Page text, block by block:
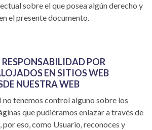
sobre el que posea algún derecho y
el presente documento.
RESPONSABILIDAD POR
EN SITIOS WEB
NUESTRA WEB
no tenemos control alguno sobre los
que pudiéramos enlazar a través de
por eso, como Usuario, reconoces y